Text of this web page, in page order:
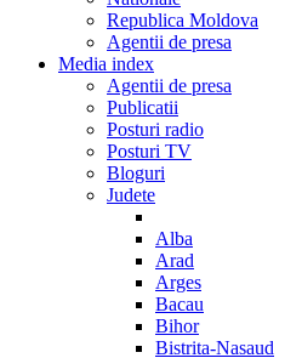
Republica Moldova
Agentii de presa
Media index
Agentii de presa
Publicatii
Posturi radio
Posturi TV
Bloguri
Judete
Alba
Arad
Arges
Bacau
Bihor
Bistrita-Nasaud